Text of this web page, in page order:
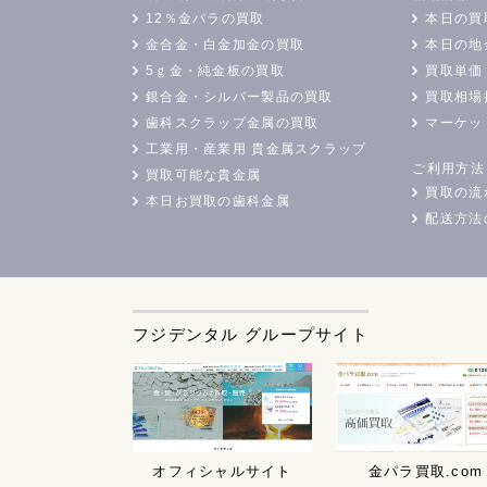
12％金パラの買取
金合金・白金加金の買取
5ｇ金・純金板の買取
銀合金・シルバー製品の買取
歯科スクラップ金属の買取
工業用・産業用 貴金属スクラップ
買取可能な貴金属
本日お買取の歯科金属
本日の買
本日の地
買取単価
買取相場
マーケッ
ご利用方法
買取の流
配送方法
フジデンタル グループサイト
オフィシャルサイト 金パラ買取.com